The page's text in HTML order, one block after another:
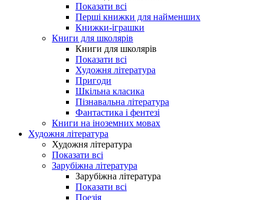
Показати всі
Перші книжки для найменших
Книжки-іграшки
Книги для школярів
Книги для школярів
Показати всі
Художня література
Пригоди
Шкільна класика
Пізнавальна література
Фантастика і фентезі
Книги на іноземних мовах
Художня література
Художня література
Показати всі
Зарубіжна література
Зарубіжна література
Показати всі
Поезія